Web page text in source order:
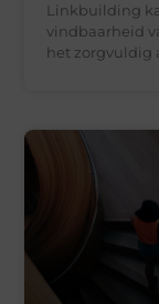
Linkbuilding
vindbaarheid
het zorgvuldig